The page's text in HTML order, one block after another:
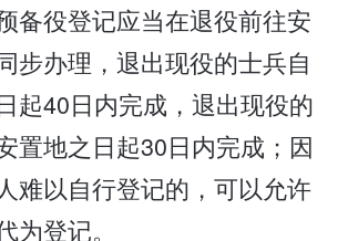
备役登记应当在退役前往安
步办理，退出现役的士兵自
起40日内完成，退出现役的
置地之日起30日内完成；因
难以自行登记的，可以允许
为登记。